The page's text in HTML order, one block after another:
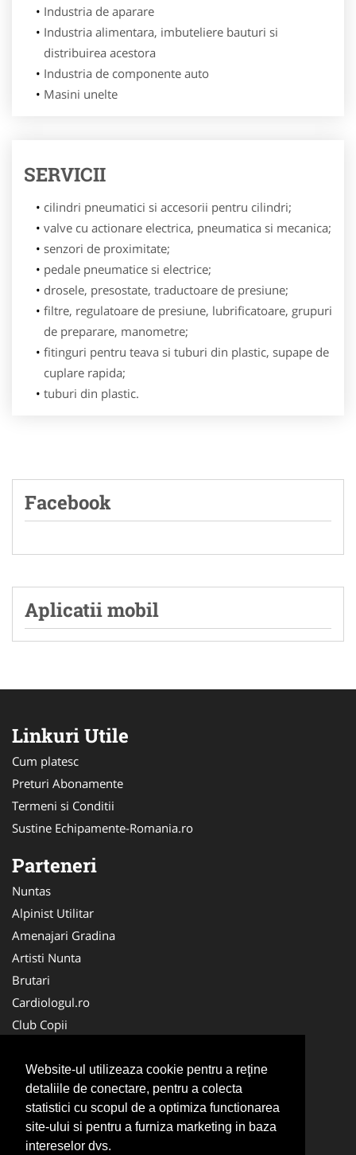
Website-ul utilizeaza cookie pentru a reţine
detaliile de conectare, pentru a colecta
statistici cu scopul de a optimiza functionarea
site-ului si pentru a furniza marketing in baza
intereselor dvs.
Industria de aparare
Industria alimentara, imbuteliere bauturi si
distribuirea acestora
Industria de componente auto
Masini unelte
SERVICII
cilindri pneumatici si accesorii pentru cilindri;
valve cu actionare electrica, pneumatica si mecanica;
senzori de proximitate;
pedale pneumatice si electrice;
drosele, presostate, traductoare de presiune;
filtre, regulatoare de presiune, lubrificatoare, grupuri
de preparare, manometre;
fitinguri pentru teava si tuburi din plastic, supape de
cuplare rapida;
tuburi din plastic.
Facebook
Aplicatii mobil
Linkuri Utile
Cum platesc
Preturi Abonamente
Termeni si Conditii
Sustine Echipamente-Romania.ro
Parteneri
Nuntas
Alpinist Utilitar
Amenajari Gradina
Artisti Nunta
Brutari
Cardiologul.ro
Club Copii
Ambalaje Romania
Cabinet-Individual.ro
CentruInchirieri.ro
Cursuri Romania